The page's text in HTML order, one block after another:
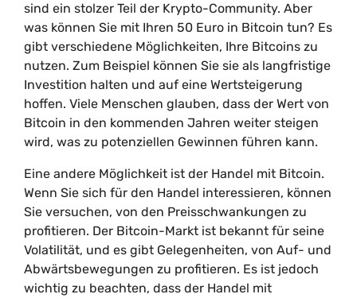
sind ein stolzer Teil der Krypto-Community. Aber
was können Sie mit Ihren 50 Euro in Bitcoin tun? Es
gibt verschiedene Möglichkeiten, Ihre Bitcoins zu
nutzen. Zum Beispiel können Sie sie als langfristige
Investition halten und auf eine Wertsteigerung
hoffen. Viele Menschen glauben, dass der Wert von
Bitcoin in den kommenden Jahren weiter steigen
wird, was zu potenziellen Gewinnen führen kann.
Eine andere Möglichkeit ist der Handel mit Bitcoin.
Wenn Sie sich für den Handel interessieren, können
Sie versuchen, von den Preisschwankungen zu
profitieren. Der Bitcoin-Markt ist bekannt für seine
Volatilität, und es gibt Gelegenheiten, von Auf- und
Abwärtsbewegungen zu profitieren. Es ist jedoch
wichtig zu beachten, dass der Handel mit